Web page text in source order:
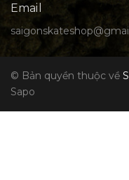
Email
© Bản quyền thuộc về
Sapo